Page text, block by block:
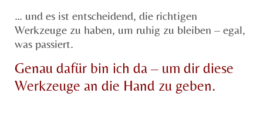
… und es ist entscheidend, die richtigen
Werkzeuge zu haben, um ruhig zu bleiben – egal,
was passiert.
Genau dafür bin ich da – um dir diese
Werkzeuge an die Hand zu geben.